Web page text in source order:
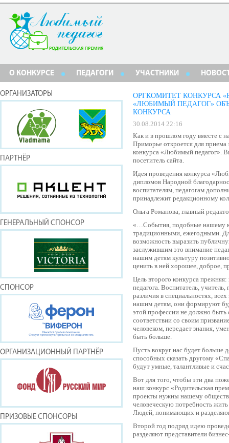
О КОНКУРСЕ ПЕДАГОГИ УЧАСТНИКИ
ОРГАНИЗАТОРЫ
ПАРТНЁР
ГЕНЕРАЛЬНЫЙ СПОНСОР
СПОНСОР
ОРГАНИЗАЦИОННЫЙ ПАРТНЁР
ПРИЗОВЫЕ СПОНСОРЫ
ОРГКОМИТЕТ КОНКУРСА
«ЛЮБИМЫЙ ПЕДАГОГ»
КОНКУРСА
30.08.2014 22:16
Как и в прошлом году вместе с
Приморье откроется для приема
конкурса «Любимый педагог».
посетитель сайта.
Идея проведения конкурса
дипломов Народной
воспитателям, педагогам
принадлежит редакционному
Ольга Романова, главный
«…События, подобные нашему
традиционными, ежегодными.
возможность выразить
заслужившим это внимание
нашим детям культуру
ценить в ней хорошее, доброе,
Цель второго конкурса
педагога. Воспитатель,
различия в специальностях,
нашим детям, они формируют
этой профессии не должно
соответствии со своим
человеком, передает знания,
быть больше.
Пусть вокруг нас будет больше
способных сказать другому
будут умные, талантливые и
Вот для того, чтобы эти два
наш конкурс «Родительская
проекты нужны нашему
человеческую потребность
Людей, понимающих и
Второй год подряд идею
разделяют представители